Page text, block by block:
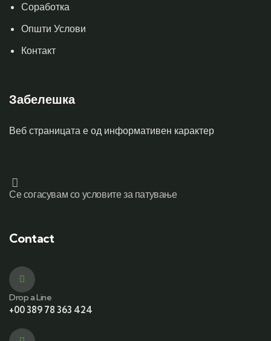
Соработка
Општи Услови
Контакт
Забелешка
Веб страницата е од информативен карактер
Се согасувам со условите за патување
Contact
Drop a Line
+00 389 78 363 424